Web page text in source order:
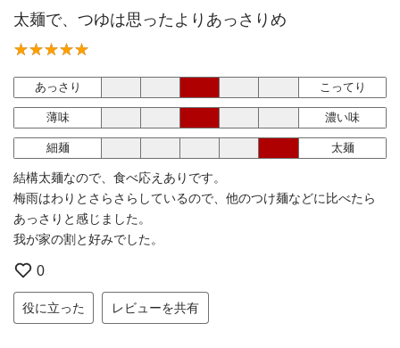
太麺で、つゆは思ったよりあっさりめ
あっさり こってり
薄味 濃い味
細麺 太麺
結構太麺なので、食べ応えありです。
梅雨はわりとさらさらしているので、他のつけ麺などに比べたら
あっさりと感じました。
我が家の割と好みでした。
0
役に立った レビューを共有